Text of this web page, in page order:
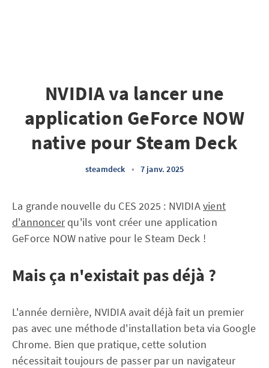
NVIDIA va lancer une
application GeForce NOW
native pour Steam Deck
steamdeck • 7 janv. 2025
La grande nouvelle du CES 2025 : NVIDIAvient
d'annoncerqu'ils vont créer une application
GeForce NOW native pour le Steam Deck !
Mais ça n'existait pas déjà ?
L'année dernière, NVIDIA avait déjà fait un premier
pas avec une méthode d'installation beta via Google
Chrome. Bien que pratique, cette solution
nécessitait toujours de passer par un navigateur